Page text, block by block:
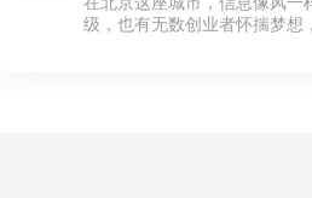
级，也有无数创业者怀揣梦想